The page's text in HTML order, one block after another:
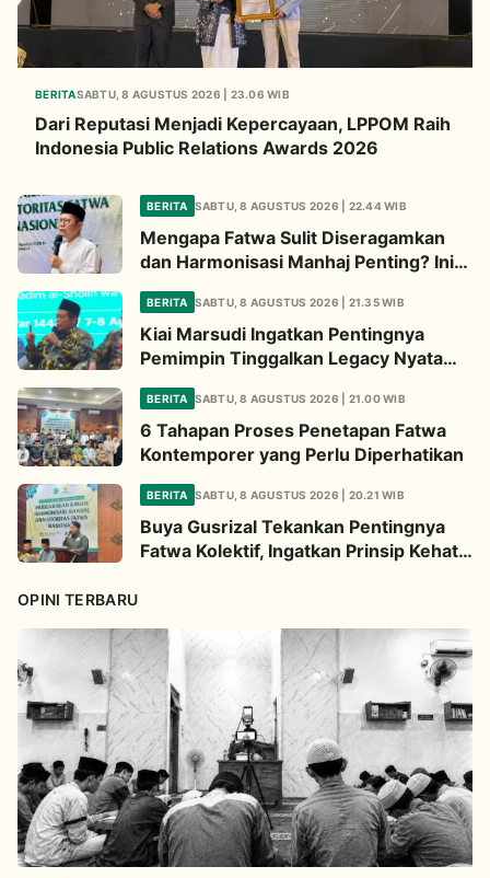
BERITASABTU, 8 AGUSTUS 2026 | 23.06 WIB
Dari Reputasi Menjadi Kepercayaan, LPPOM Raih
Indonesia Public Relations Awards 2026
BERITA SABTU, 8 AGUSTUS 2026 | 22.44 WIB
Mengapa Fatwa Sulit Diseragamkan
dan Harmonisasi Manhaj Penting? Ini
BERITA SABTU, 8 AGUSTUS 2026 | 21.35 WIB
Kiai Marsudi Ingatkan Pentingnya
Pemimpin Tinggalkan Legacy Nyata
BERITA SABTU, 8 AGUSTUS 2026 | 21.00 WIB
6 Tahapan Proses Penetapan Fatwa
Kontemporer yang Perlu Diperhatikan
BERITA SABTU, 8 AGUSTUS 2026 | 20.21 WIB
Buya Gusrizal Tekankan Pentingnya
Fatwa Kolektif, Ingatkan Prinsip Kehati-
OPINI TERBARU